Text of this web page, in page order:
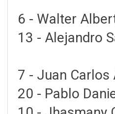
6 - Walter
13 - Alejandro
7 - Juan
20 - Pablo